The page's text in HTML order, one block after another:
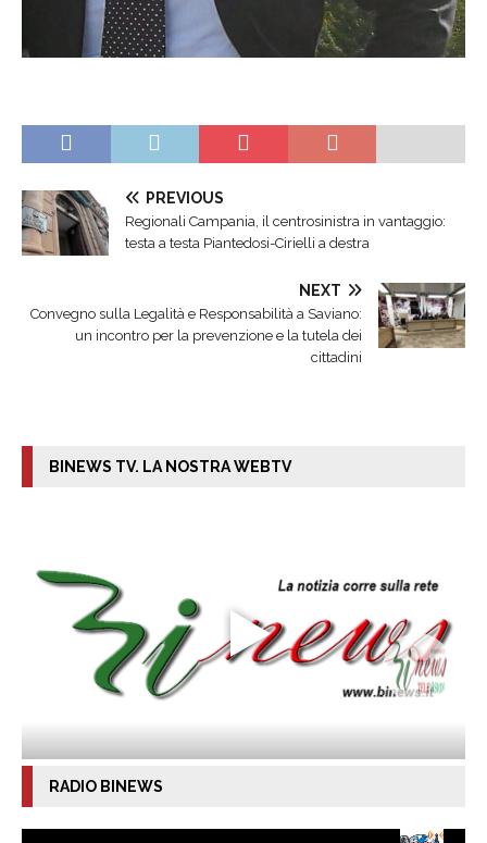
PREVIOUS
Regionali Campania, il centrosinistra in vantaggio:
testa a testa Piantedosi-Cirielli a destra
NEXT
Convegno sulla Legalità e Responsabilità a Saviano:
un incontro per la prevenzione e la tutela dei
cittadini
BINEWS TV. LA NOSTRA WEBTV
RADIO BINEWS